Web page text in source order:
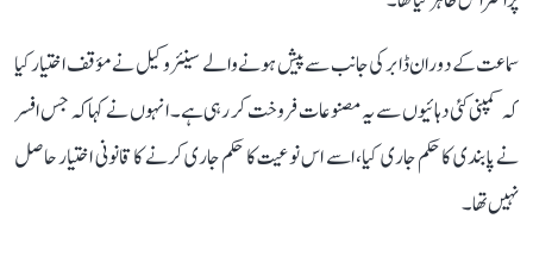
سماعت کے دوران ڈابر کی جانب سے پیش ہونے والے سینئر وکیل نے مؤقف اختیار کیا
کہ کمپنی کئی دہائیوں سے یہ مصنوعات فروخت کر رہی ہے۔ انہوں نے کہا کہ جس افسر
نے پابندی کا حکم جاری کیا، اسے اس نوعیت کا حکم جاری کرنے کا قانونی اختیار حاصل
نہیں تھا۔